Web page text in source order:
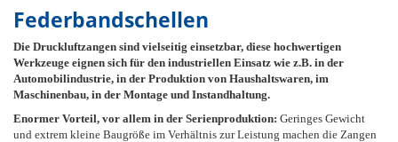
Federbandschellen
Die Druckluftzangen sind vielseitig einsetzbar, diese hochwertigen
Werkzeuge eignen sich für den industriellen Einsatz wie z.B. in der
Automobilindustrie, in der Produktion von Haushaltswaren, im
Maschinenbau, in der Montage und Instandhaltung.
Enormer Vorteil, vor allem in der Serienproduktion: Geringes Gewicht
und extrem kleine Baugröße im Verhältnis zur Leistung machen die Zangen